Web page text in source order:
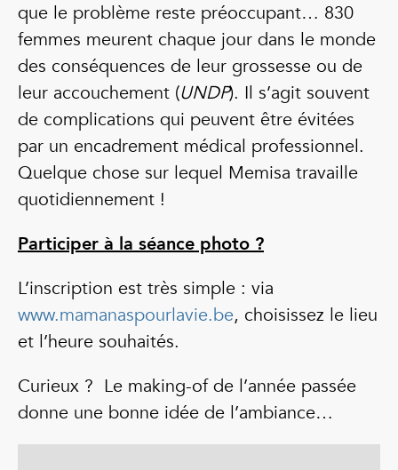
que le problème reste préoccupant… 830
femmes meurent chaque jour dans le monde
des conséquences de leur grossesse ou de
leur accouchement (UNDP). Il s’agit souvent
de complications qui peuvent être évitées
par un encadrement médical professionnel.
Quelque chose sur lequel Memisa travaille
quotidiennement !
Participer à la séance photo ?
L’inscription est très simple : via
www.mamanaspourlavie.be, choisissez le lieu
et l’heure souhaités.
Curieux ? Le making-of de l’année passée
donne une bonne idée de l’ambiance…